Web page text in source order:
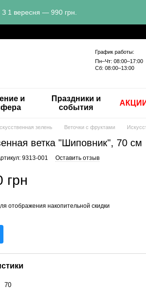
1 вересня — 990 грн.
График работы:
Пн–Чт:
Сб:
и
Праздники и
события
АКЦИИ
зелень Веточки с фруктами
ветка "Шиповник", 70 см
9313-001 Оставить отзыв
грн
отображения накопительной скидки
70